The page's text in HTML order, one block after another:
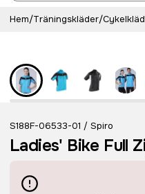
Hem/Träningskläder/
S188F-06533-01 / Spiro
Ladies' Bike Full